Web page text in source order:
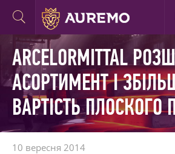
ARCELORMITTAL
АСОРТИМЕНТ І
ВАРТІСТЬ ПЛОСКОГО
10 вересня 2014